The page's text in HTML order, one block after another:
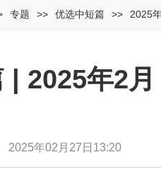
专题 >> 优选中短篇 >> 2025
2025年2月
2025年02月27日13:20